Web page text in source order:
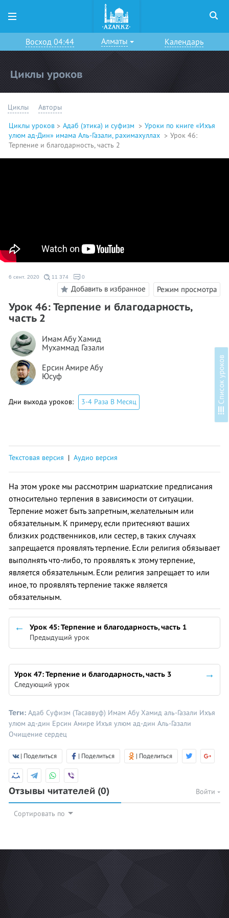
Восход 04:44 Алматы Календарь
Циклы уроков
Циклы Авторы
Циклы уроков Адаб (этика) и суфизм
Уроки по книге «Ихъя
улюм ад-Дин» имама Аль-Газали, рахимахуллах
Урок 46:
Терпение и благодарность, часть 2
6 сент. 2020 11 374 0
Добавить в избранное Режим просмотра
Урок 46: Терпение и благодарность,
часть 2
Имам Абу Хамид
Мухаммад Газали
Ерсин Амире Абу
Юсуф
Дни выхода уроков: 3-4 Раза В Месяц в
Текстовая версия | Аудио версия
На этом уроке мы рассмотрим шариатские предписания
относительно терпения в зависимости от ситуации.
Терпение может быть запретным, желательным или
обязательным. К примеру, если притесняют ваших
близких родственников, или сестер, в таких случаях
запрещается проявлять терпение. Если религия обязывает
выполнять что-либо, то проявлять к этому терпение,
является обязательным. Если религия запрещает то или
иное, то проявлять терпение также является
обязательным.
Урок 45: Терпение и благодарность, часть 1
Предыдущий урок
Урок 47: Терпение и благодарность, часть 3
Следующий урок
Теги: Адаб Суфизм (Тасаввуф) Имам Абу Хамид аль-Газали Ихъя
улюм ад-дин Ерсин Амире Ихъя улюм ад-дин Аль-Газали
Очищение сердец
| Поделиться | Поделиться | Поделиться
Отзывы читателей (0) Войти
Сортировать по